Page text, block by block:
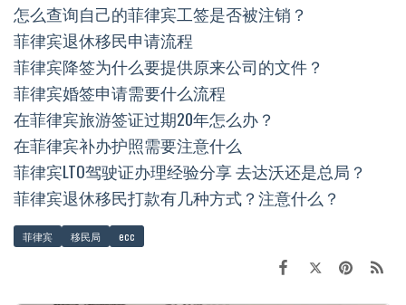
怎么查询自己的菲律宾工签是否被注销？
菲律宾退休移民申请流程
菲律宾降签为什么要提供原来公司的文件？
菲律宾婚签申请需要什么流程
在菲律宾旅游签证过期20年怎么办？
在菲律宾补办护照需要注意什么
菲律宾LTO驾驶证办理经验分享 去达沃还是总局？
菲律宾退休移民打款有几种方式？注意什么？
菲律宾 移民局 ecc